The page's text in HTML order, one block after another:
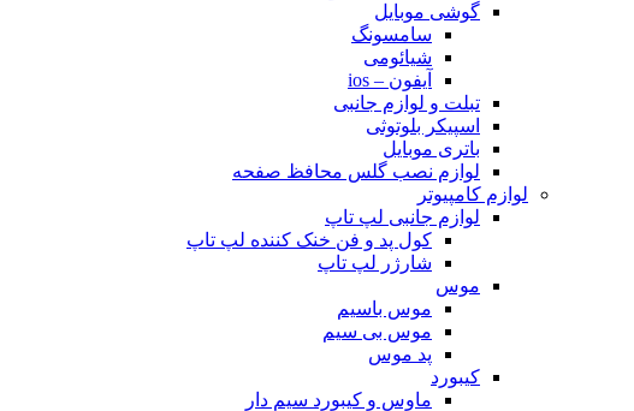
گوشی موبایل
سامسونگ
شیائومی
آیفون – ios
تبلت و لوازم جانبی
اسپیکر بلوتوثی
باتری موبایل
لوازم نصب گلس محافظ صفحه
لوازم کامپیوتر
لوازم جانبی لپ تاپ
کول پد و فن خنک کننده لپ تاپ
شارژر لپ تاپ
موس
موس باسیم
موس بی سیم
پد موس
کیبورد
ماوس و کیبورد سیم دار